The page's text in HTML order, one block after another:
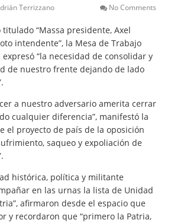
Terrizzano No Comments
“Massa presidente, Axel
intendente”, la Mesa de Trabajo
“la necesidad de consolidar y
de nuestro frente dejando de lado
a nuestro adversario amerita cerrar
cualquier diferencia”, manifestó la
el proyecto de país de la oposición
saqueo y expoliación de
histórica, política y militante
en las urnas la lista de Unidad
afirmaron desde el espacio que
y recordaron que “primero la Patria,